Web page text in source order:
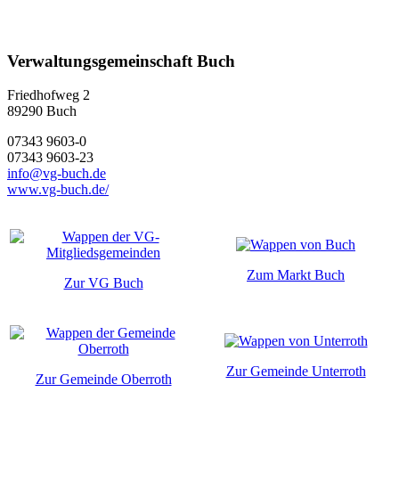
Verwaltungsgemeinschaft Buch
Friedhofweg 2
89290 Buch
07343 9603-0
07343 9603-23
info@vg-buch.de
www.vg-buch.de/
Zur VG Buch
Zum Markt Buch
Zur Gemeinde Oberroth
Zur Gemeinde Unterroth